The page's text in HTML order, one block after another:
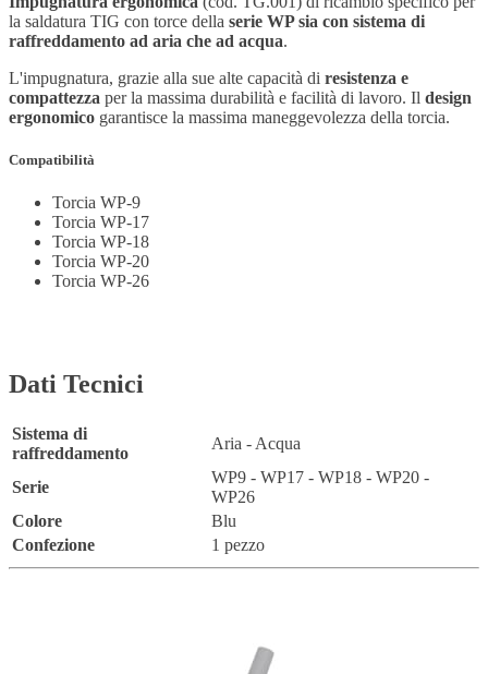
la saldatura TIG con torce della serie WP sia con sistema di
raffreddamento ad aria che ad acqua.
L'impugnatura, grazie alla sue alte capacità di resistenza e
compattezza per la massima durabilità e facilità di lavoro. Il design
ergonomico garantisce la massima maneggevolezza della torcia.
Compatibilità
Torcia WP-9
Torcia WP-17
Torcia WP-18
Torcia WP-20
Torcia WP-26
Dati Tecnici
Sistema di
raffreddamento
Aria - Acqua
Serie
WP9 - WP17 - WP18 - WP20 -
WP26
Colore
Blu
Confezione
1 pezzo